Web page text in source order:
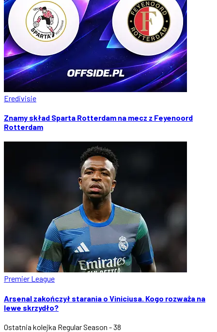
Eredivisie
Znamy skład Sparta Rotterdam na mecz z Feyenoord
Rotterdam
Premier League
Arsenal zakończył starania o Viniciusa. Kogo rozważa na
lewe skrzydło?
Ostatnia kolejka Regular Season - 38